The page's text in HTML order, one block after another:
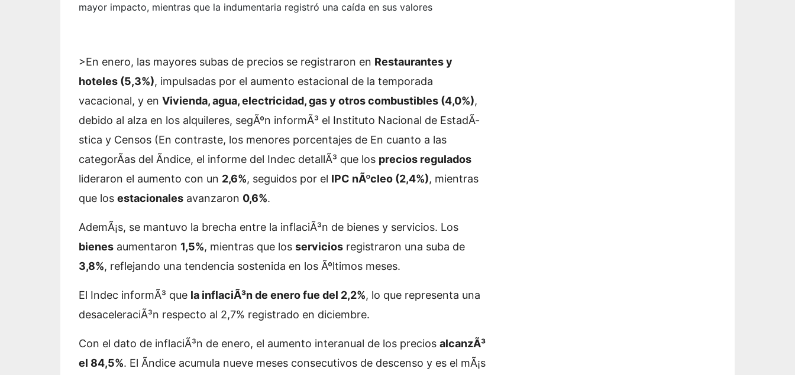
mayor impacto, mientras que la indumentaria registró una caída en sus valores
>En enero, las mayores subas de precios se registraron en Restaurantes y
hoteles (5,3%), impulsadas por el aumento estacional de la temporada
vacacional, y en Vivienda, agua, electricidad, gas y otros combustibles (4,0%),
debido al alza en los alquileres, segÃºn informÃ³ el Instituto Nacional de EstadÃ­
stica y Censos (En contraste, los menores porcentajes de En cuanto a las
categorÃ­as del Ã­ndice, el informe del Indec detallÃ³ que los precios regulados
lideraron el aumento con un 2,6%, seguidos por el IPC nÃºcleo (2,4%), mientras
que los estacionales avanzaron 0,6%.
AdemÃ¡s, se mantuvo la brecha entre la inflaciÃ³n de bienes y servicios. Los
bienes aumentaron 1,5%, mientras que los servicios registraron una suba de
3,8%, reflejando una tendencia sostenida en los Ãºltimos meses.
El Indec informÃ³ que la inflaciÃ³n de enero fue del 2,2%, lo que representa una
desaceleraciÃ³n respecto al 2,7% registrado en diciembre.
Con el dato de inflaciÃ³n de enero, el aumento interanual de los precios alcanzÃ³
el 84,5%. El Ã­ndice acumula nueve meses consecutivos de descenso y es el mÃ¡s